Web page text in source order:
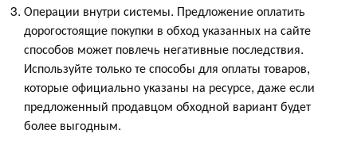
Операции внутри системы. Предложение оплатить
дорогостоящие покупки в обход указанных на сайте
способов может повлечь негативные последствия.
Используйте только те способы для оплаты товаров,
которые официально указаны на ресурсе, даже если
предложенный продавцом обходной вариант будет
более выгодным.